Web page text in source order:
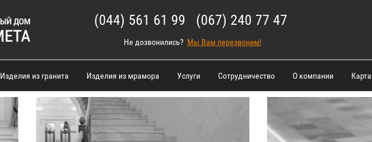
(044) 561 61 99 (067) 240 77 47
Не дозвонились? Мы Вам перезвоним!
Изделия из гранита Изделия из мрамора Услуги Сотрудничество О компании